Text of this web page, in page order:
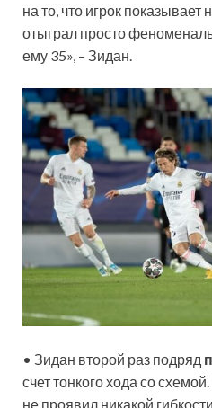
на то, что игрок показывает
отыграл просто
ему 35», – Зидан.
• Зидан второй раз подряд
счет тонкого хода со
не проявил никакой